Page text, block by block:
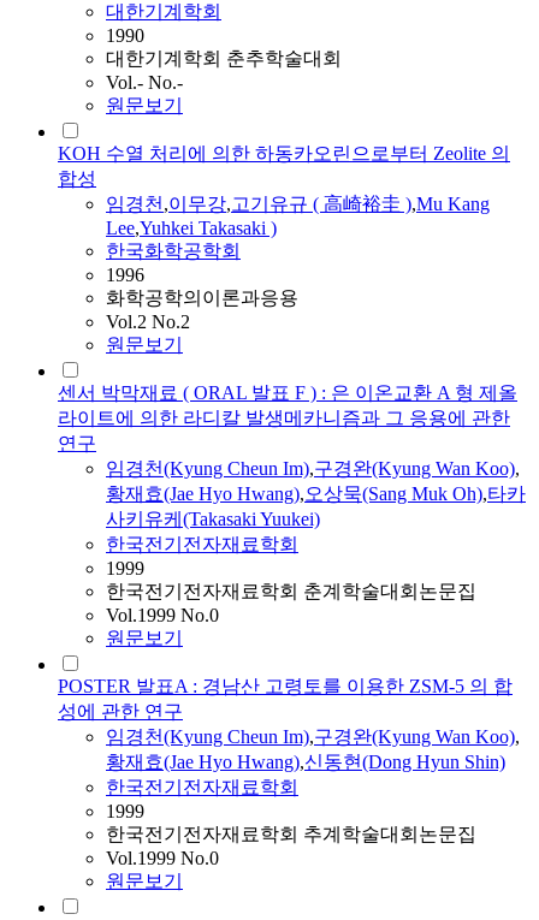
대한기계학회
1990
대한기계학회 춘추학술대회
Vol.- No.-
원문보기
KOH 수열 처리에 의한 하동카오린으로부터 Zeolite 의
합성
임경천,이무강,고기유규 ( 高崎裕圭 ),Mu Kang
Lee,Yuhkei Takasaki )
한국화학공학회
1996
화학공학의이론과응용
Vol.2 No.2
원문보기
센서 박막재료 ( ORAL 발표 F ) : 은 이온교환 A 형 제올
라이트에 의한 라디칼 발생메카니즘과 그 응용에 관한
연구
임경천(Kyung Cheun Im),구경완(Kyung Wan Koo),
황재효(Jae Hyo Hwang),오상묵(Sang Muk Oh),타카
사키유케(Takasaki Yuukei)
한국전기전자재료학회
1999
한국전기전자재료학회 춘계학술대회논문집
Vol.1999 No.0
원문보기
POSTER 발표A : 경남산 고령토를 이용한 ZSM-5 의 합
성에 관한 연구
임경천(Kyung Cheun Im),구경완(Kyung Wan Koo),
황재효(Jae Hyo Hwang),신동현(Dong Hyun Shin)
한국전기전자재료학회
1999
한국전기전자재료학회 추계학술대회논문집
Vol.1999 No.0
원문보기